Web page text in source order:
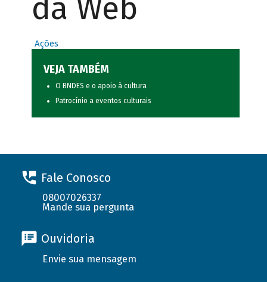
da Web
Ações
VEJA TAMBÉM
O BNDES e o apoio à cultura
Patrocínio a eventos culturais
Fale Conosco
08007026337
Mande sua pergunta
Ouvidoria
Envie sua mensagem